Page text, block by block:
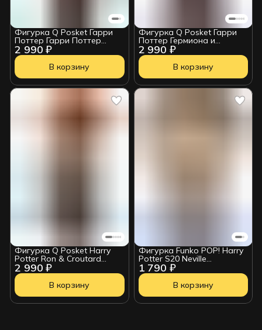
2 990 ₽
Фигурка Q Posket Гарри
Поттер Гарри Поттер
Квиддич 14см BP19968P
В корзину
2 990 ₽
Фигурка Q Posket Гарри
Поттер Гермиона и
Живоглот 14см BP16651P
В корзину
2 990 ₽
Фигурка Q Posket Harry
Potter Ron & Croutard
166507
В корзину
1 790 ₽
Фигурка Funko POP! Harry
Potter S20 Neville
Longbottom (194) 90271
В корзину